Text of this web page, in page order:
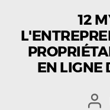
12
EN LIGNE